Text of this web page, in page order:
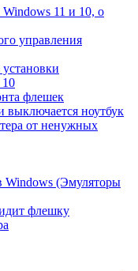
11 и 10, о
управления
флешек
выключается ноутбук
от ненужных
Windows (Эмуляторы
флешку